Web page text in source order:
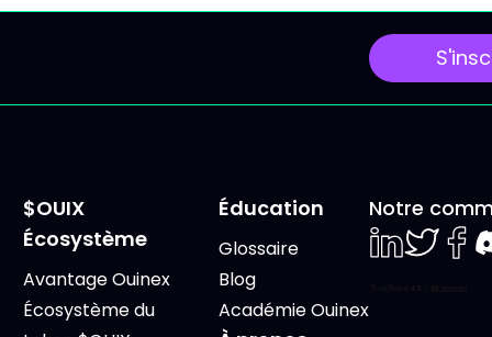
simple : 4 piliers,
exceptionnelle de «
Witching » susceptible
d'accentuer la
marchés. Lundi 15 Juin
$OUIX
Écosystème
Avantage Ouinex
Écosystème du
Éducation
Glossaire
Blog
Académie Ouinex
Notre